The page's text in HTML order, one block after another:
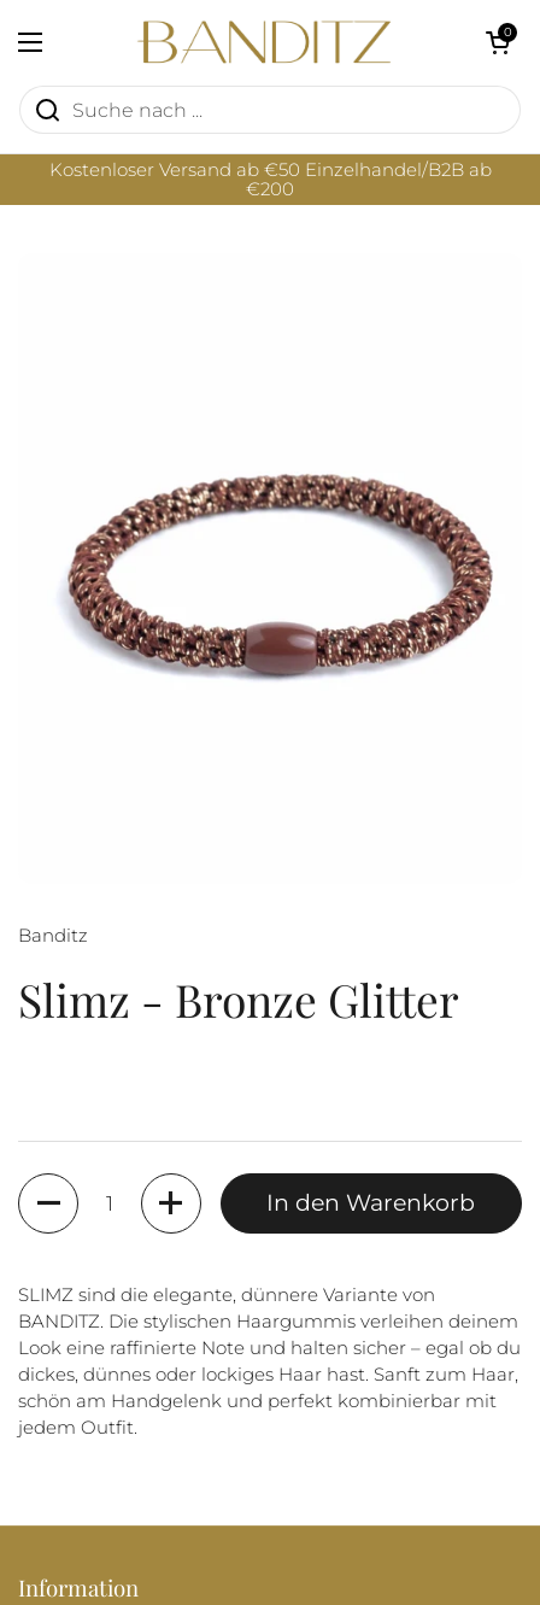
Menü öffnen
Warenkorb
0
Kostenloser Versand ab €50 Einzelhandel/B2B ab
€200
Banditz
Slimz - Bronze Glitter
Anzahl
In den Warenkorb
SLIMZ sind die elegante, dünnere Variante von
BANDITZ. Die stylischen Haargummis verleihen deinem
Look eine raffinierte Note und halten sicher – egal ob du
dickes, dünnes oder lockiges Haar hast. Sanft zum Haar,
schön am Handgelenk und perfekt kombinierbar mit
jedem Outfit.
Information